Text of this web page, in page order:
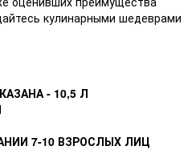
кулинарными шедеврами
- 10,5 Л
7-10 ВЗРОСЛЫХ ЛИЦ